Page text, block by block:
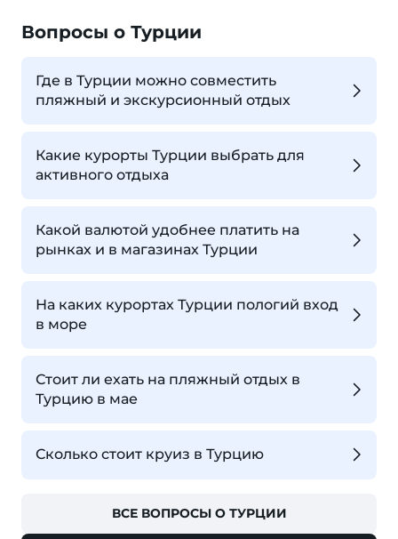
Вопросы о Турции
Где в Турции можно совместить
пляжный и экскурсионный отдых
Какие курорты Турции выбрать для
активного отдыха
Какой валютой удобнее платить на
рынках и в магазинах Турции
На каких курортах Турции пологий вход
в море
Стоит ли ехать на пляжный отдых в
Турцию в мае
Сколько стоит круиз в Турцию
ВСЕ ВОПРОСЫ О ТУРЦИИ